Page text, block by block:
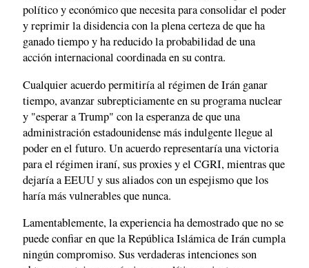
político y económico que necesita para consolidar el poder
y reprimir la disidencia con la plena certeza de que ha
ganado tiempo y ha reducido la probabilidad de una
acción internacional coordinada en su contra.
Cualquier acuerdo permitiría al régimen de Irán ganar
tiempo, avanzar subrepticiamente en su programa nuclear
y "esperar a Trump" con la esperanza de que una
administración estadounidense más indulgente llegue al
poder en el futuro. Un acuerdo representaría una victoria
para el régimen iraní, sus proxies y el CGRI, mientras que
dejaría a EEUU y sus aliados con un espejismo que los
haría más vulnerables que nunca.
Lamentablemente, la experiencia ha demostrado que no se
puede confiar en que la República Islámica de Irán cumpla
ningún compromiso. Sus verdaderas intenciones son